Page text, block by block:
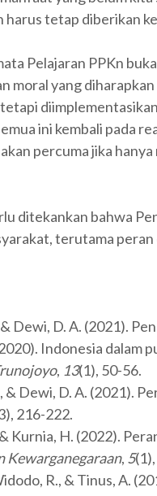
harus tetap diberikan
Pelajaran PPKn
moral yang
ini kembali pada
percuma jika
ditekankan bahwa
terutama
Dewi, D. A. (2021).
Indonesia dalam
, 13(1), 50-56.
& Dewi, D. A. (2021).
216-222.
Kurnia, H. (2022).
Kewarganegaraan, 5
R., & Tinus, A.